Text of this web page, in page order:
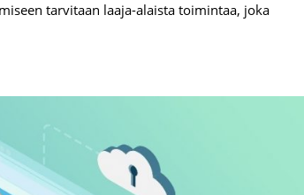
tarvitaan laaja-alaista toimintaa, joka